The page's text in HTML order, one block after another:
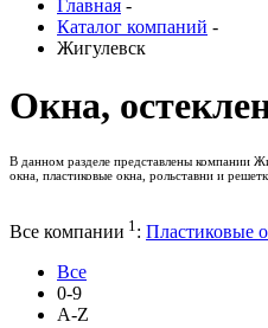
Главная -
Каталог компаний -
Жигулевск
Окна,
В данном разделе представлены компании
окна, пластиковые окна, рольставни и
Все компании 1 : Пластиковые
Все
0-9
A-Z